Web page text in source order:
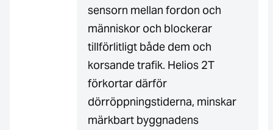
sensorn mellan fordon och
människor och blockerar
tillförlitligt både dem och
korsande trafik. Helios 2T
förkortar därför
dörröppningstiderna, minskar
märkbart byggnadens